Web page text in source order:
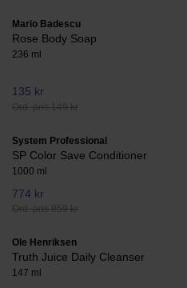
Mario Badescu
Rose Body Soap
236 ml
135 kr
Ord. pris 149 kr
System Professional
SP Color Save Conditioner
1000 ml
774 kr
Ord. pris 859 kr
Ole Henriksen
Truth Juice Daily Cleanser
147 ml